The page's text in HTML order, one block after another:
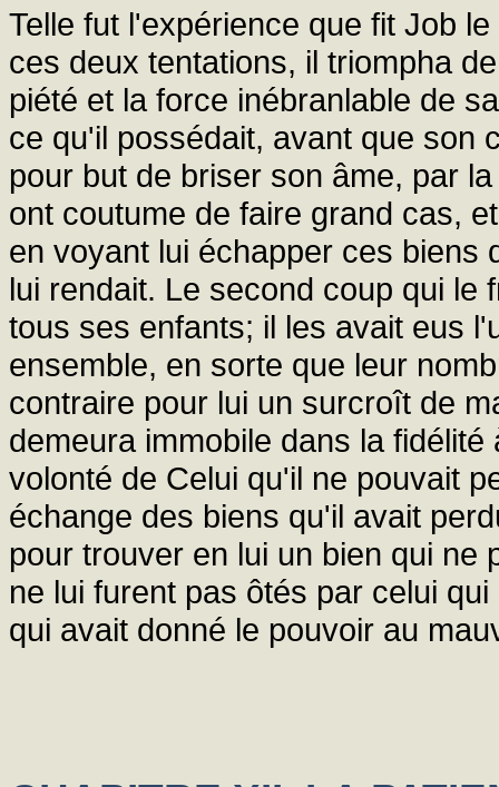
Telle fut l'expérience que fit Job
ces deux tentations, il triompha
piété et la force inébranlable de
ce qu'il possédait, avant que son
pour but de briser son âme, par
ont coutume de faire grand cas,
en voyant lui échapper ces biens
lui rendait. Le second coup qui le
tous ses enfants; il les avait eus
ensemble, en sorte que leur
contraire pour lui un surcroît de
demeura immobile dans la
volonté de Celui qu'il ne pouvait
échange des biens qu'il avait
pour trouver en lui un bien qui ne
ne lui furent pas ôtés par celui
qui avait donné le pouvoir au